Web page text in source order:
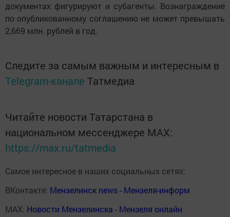
документах фигурируют и субагенты. Вознаграждение
по опубликованному соглашению не может превышать
2,669 млн. рублей в год.
Следите за самым важным и интересным в
Telegram-канале Татмедиа
Читайте новости Татарстана в
национальном мессенджере MАХ:
https://max.ru/tatmedia
Самое интересное в наших социальных сетях:
ВКонтакте: Мензелинск news - Мензеля-информ
MAX: Новости Мензелинска - Мензеля онлайн